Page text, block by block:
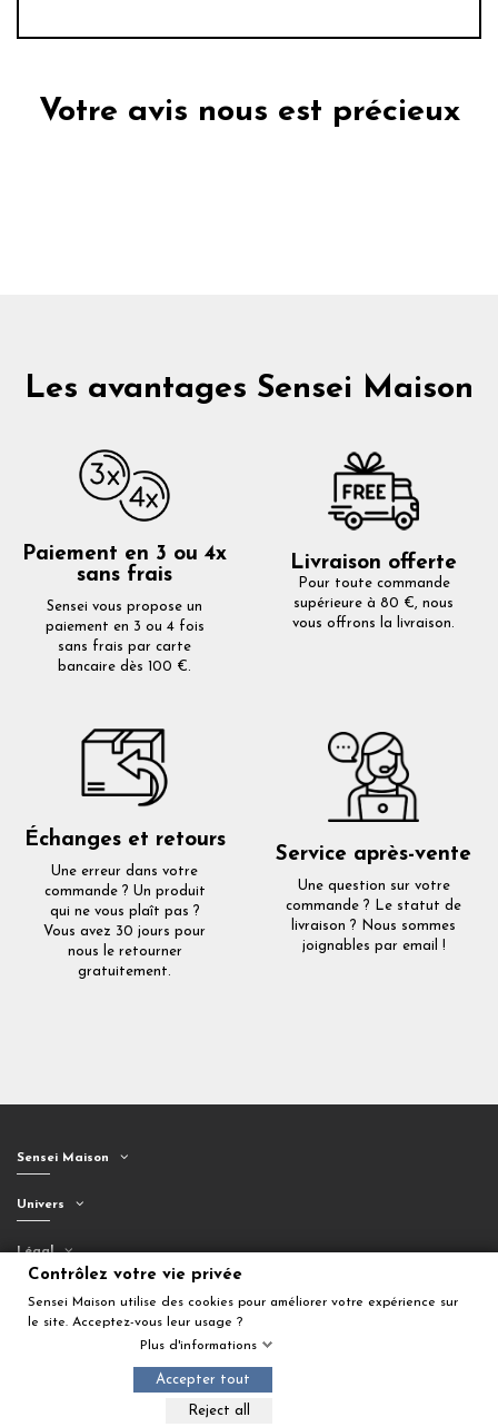
Votre avis nous est précieux
Les avantages Sensei Maison
Paiement en 3 ou 4x
sans frais
Sensei vous propose un
paiement en 3 ou 4 fois
sans frais par carte
bancaire dès 100 €.
Livraison offerte
Pour toute commande
supérieure à 80 €, nous
vous offrons la livraison.
Échanges et retours
Une erreur dans votre
commande ? Un produit
qui ne vous plaît pas ?
Vous avez 30 jours pour
nous le retourner
gratuitement.
Service après-vente
Une question sur votre
commande ? Le statut de
livraison ? Nous sommes
joignables par email !
Sensei Maison
Univers
Légal
Suivez-nous
© 2026 Sensei Maison. Tous droits réservés.
Contrôlez votre vie privée
Sensei Maison utilise des cookies pour améliorer votre expérience sur
le site. Acceptez-vous leur usage ?
Plus d'informations
Accepter tout
Reject all